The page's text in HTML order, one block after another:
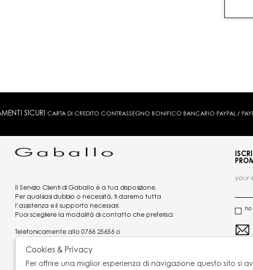
SICURI CARTA DI CREDITO CONTRASSEGNO BONIFICO BANCARIO PAYPAL /
Il Servizio Clienti di Gaballo è a tua disposizione.
Per qualsiasi dubbio o necessità, ti daremo tutta
l’assistenza e il supporto necessari.
Puoi scegliere la modalità di contatto che preferisci:
Telefonicamente allo 0766 25656 o
Emailassistenzaclienti@gaballo.it
Chat disponibile sul sito
ho
Cookies & Privacy
Per offrire una miglior esperienza di navigazione questo sito